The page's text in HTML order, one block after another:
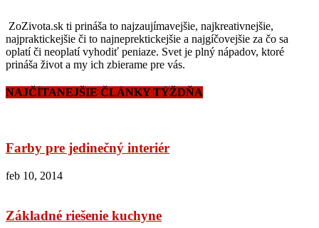
ZoZivota.sk ti prináša to najzaujímavejšie, najkreativnejšie,
najpraktickejšie či to najneprektickejšie a najgíčovejšie za čo sa
oplatí či neoplatí vyhodiť peniaze. Svet je plný nápadov, ktoré
prináša život a my ich zbierame pre vás.
NAJČÍTANEJŠIE ČLÁNKY TÝŽDŇA
Farby pre jedinečný interiér
feb 10, 2014
Základné riešenie kuchyne